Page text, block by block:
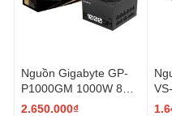
Nguồn Gigabyte GP-
P1000GM 1000W 80
Plus Gold Full Modular
2.650.000₫